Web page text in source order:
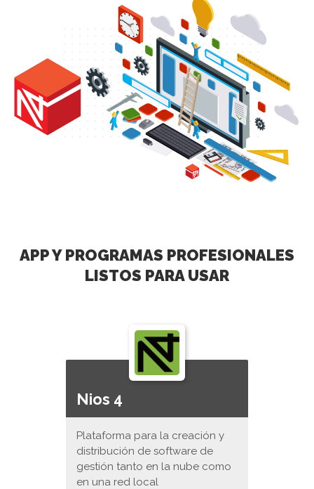
APP Y PROGRAMAS PROFESIONALES
LISTOS PARA USAR
Nios 4
Plataforma para la creación y
distribución de software de
gestión tanto en la nube como
en una red local